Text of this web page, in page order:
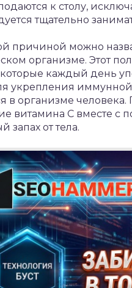
к столу,
тщательно
причиной можно
организме. Этот
каждый день
укрепления
в организме
витамина C вместе с
запах от тела.